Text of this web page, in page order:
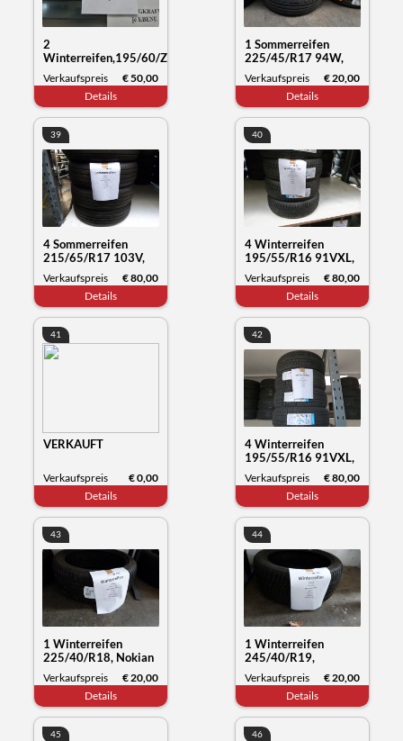
2
Winterreifen,195/60/ZR19
89HY, Fronwing A/S
Zuper snow, Datum
Verkaufspreis
€ 50,00
Details
1 Sommerreifen
225/45/R17 94W,
Westlake Zuper eco,
Datum 04/24
Verkaufspreis
€ 20,00
Details
39
4 Sommerreifen
215/65/R17 103V,
Michelin Primacy,
Datum 13/23
Verkaufspreis
€ 80,00
Details
40
4 Winterreifen
195/55/R16 91VXL,
Sunny NC501, Datum
50/23
Verkaufspreis
€ 80,00
Details
41
VERKAUFT
Verkaufspreis
€ 0,00
Details
42
4 Winterreifen
195/55/R16 91VXL,
Sunny NC501, Datum
50/23
Verkaufspreis
€ 80,00
Details
43
1 Winterreifen
225/40/R18, Nokian
Tyres WR snowproof,
Datum 03/22
Verkaufspreis
€ 20,00
Details
44
1 Winterreifen
245/40/R19,
Hankook Winter
i*cept, Datum 32/23
Verkaufspreis
€ 20,00
Details
45 46